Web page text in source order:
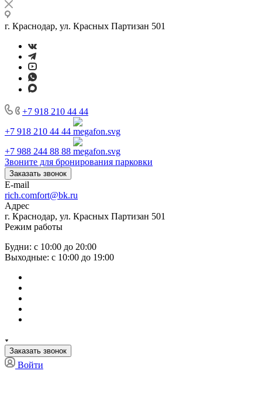
г. Краснодар, ул. Красных Партизан 501
+7 918 210 44 44
+7 918 210 44 44
+7 988 244 88 88
Звоните для бронирования парковки
Заказать звонок
E-mail
rich.comfort@bk.ru
Адрес
г. Краснодар, ул. Красных Партизан 501
Режим работы
Будни: с 10:00 до 20:00
Выходные: с 10:00 до 19:00
Заказать звонок
Войти